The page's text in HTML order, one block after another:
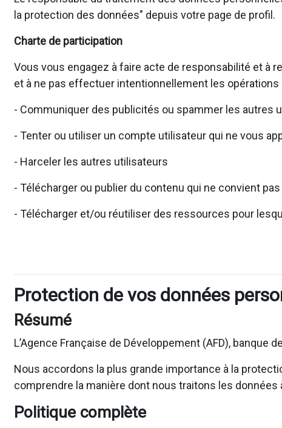
la protection des données" depuis votre page de profil.
Charte de participation
Vous vous engagez à faire acte de responsabilité et à
et à ne pas effectuer intentionnellement les opérations
- Communiquer des publicités ou spammer les autres
- Tenter ou utiliser un compte utilisateur qui ne vous
- Harceler les autres utilisateurs
- Télécharger ou publier du contenu qui ne convient
- Télécharger et/ou réutiliser des ressources pour
Protection de vos données
Résumé
L’Agence Française de Développement (AFD),
Nous accordons la plus grande importance à la
comprendre la manière dont nous traitons les
Politique complète